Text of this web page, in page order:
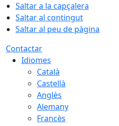
Saltar a la capçalera
Saltar al contingut
Saltar al peu de pàgina
Contactar
Idiomes
Català
Castellà
Anglès
Alemany
Francès